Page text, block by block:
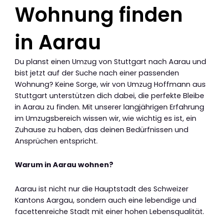
Wohnung finden
in Aarau
Du planst einen Umzug von Stuttgart nach Aarau und
bist jetzt auf der Suche nach einer passenden
Wohnung? Keine Sorge, wir von Umzug Hoffmann aus
Stuttgart unterstützen dich dabei, die perfekte Bleibe
in Aarau zu finden. Mit unserer langjährigen Erfahrung
im Umzugsbereich wissen wir, wie wichtig es ist, ein
Zuhause zu haben, das deinen Bedürfnissen und
Ansprüchen entspricht.
Warum in Aarau wohnen?
Aarau ist nicht nur die Hauptstadt des Schweizer
Kantons Aargau, sondern auch eine lebendige und
facettenreiche Stadt mit einer hohen Lebensqualität.